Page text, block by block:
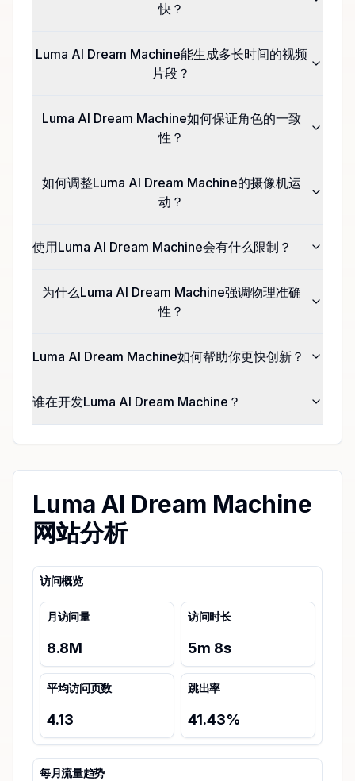
快？
Luma AI Dream Machine能生成多长时间的视频
片段？
Luma AI Dream Machine如何保证角色的一致
性？
如何调整Luma AI Dream Machine的摄像机运
动？
使用Luma AI Dream Machine会有什么限制？
为什么Luma AI Dream Machine强调物理准确
性？
Luma AI Dream Machine如何帮助你更快创新？
谁在开发Luma AI Dream Machine？
Luma AI Dream Machine
网站分析
访问概览
月访问量
8.8M
访问时长
5m 8s
平均访问页数
4.13
跳出率
41.43%
每月流量趋势